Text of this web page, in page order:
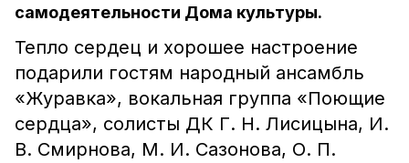
самодеятельности Дома культуры.
Тепло сердец и хорошее настроение
подарили гостям народный ансамбль
«Журавка», вокальная группа «Поющие
сердца», солисты ДК Г. Н. Лисицына, И.
В. Смирнова, М. И. Сазонова, О. П.